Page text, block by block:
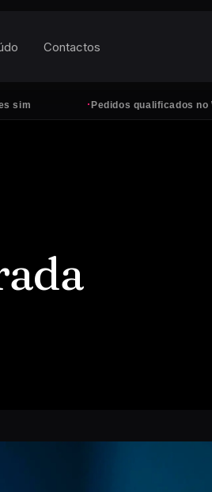
· Pedidos qualificados no WhatsApp,
Contactos